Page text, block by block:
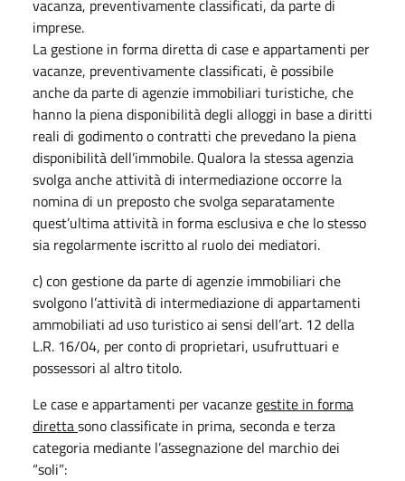
vacanza, preventivamente classificati, da parte di
imprese.
La gestione in forma diretta di case e appartamenti per
vacanze, preventivamente classificati, è possibile
anche da parte di agenzie immobiliari turistiche, che
hanno la piena disponibilità degli alloggi in base a diritti
reali di godimento o contratti che prevedano la piena
disponibilità dell’immobile. Qualora la stessa agenzia
svolga anche attività di intermediazione occorre la
nomina di un preposto che svolga separatamente
quest’ultima attività in forma esclusiva e che lo stesso
sia regolarmente iscritto al ruolo dei mediatori.
c) con gestione da parte di agenzie immobiliari che
svolgono l’attività di intermediazione di appartamenti
ammobiliati ad uso turistico ai sensi dell’art. 12 della
L.R. 16/04, per conto di proprietari, usufruttuari e
possessori al altro titolo.
Le case e appartamenti per vacanze gestite in forma
direttasono classificate in prima, seconda e terza
categoria mediante l’assegnazione del marchio dei
“soli”: